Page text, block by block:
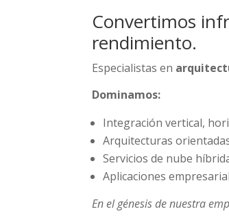
Convertimos
rendimiento.
Especialistas en
Dominamos:
Integración vertical,
Arquitecturas
Servicios de nube
Aplicaciones
En el génesis de nuestra